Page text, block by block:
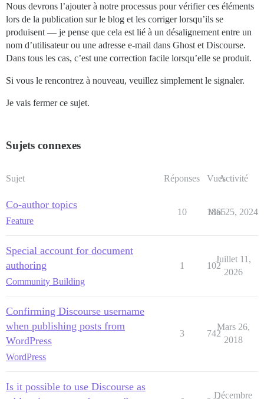
Nous devrons l’ajouter à notre processus pour vérifier ces éléments
lors de la publication sur le blog et les corriger lorsqu’ils se
produisent — je pense que cela est lié à un désalignement entre un
nom d’utilisateur ou une adresse e-mail dans Ghost et Discourse.
Dans tous les cas, c’est une correction facile lorsqu’elle se produit.
Si vous le rencontrez à nouveau, veuillez simplement le signaler.
Je vais fermer ce sujet.
Sujets connexes
Sujet Réponses VuesActivité
Co-author topics
Feature
10 1865
Mai 25, 2024
Special account for document
authoring
Community Building
1 102
Juillet 11,
2026
Confirming Discourse username
when publishing posts from
WordPress
WordPress
3 742
Mars 26,
2018
Is it possible to use Discourse as
Décembre